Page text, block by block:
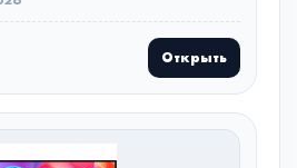
Открыть